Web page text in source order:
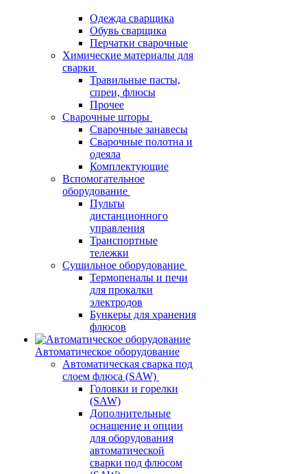
Одежда сварщика
Обувь сварщика
Перчатки сварочные
Химические материалы для
сварки
Травильные пасты,
спреи, флюсы
Прочее
Сварочные шторы
Сварочные занавесы
Сварочные полотна и
одеяла
Комплектующие
Вспомогательное
оборудование
Пульты
дистанционного
управления
Транспортные
тележки
Сушильное оборудование
Термопеналы и печи
для прокалки
электродов
Бункеры для хранения
флюсов
Автоматическое оборудование
Автоматическая сварка под
слоем флюса (SAW)
Головки и горелки
(SAW)
Дополнительные
оснащение и опции
для оборудования
автоматической
сварки под флюсом